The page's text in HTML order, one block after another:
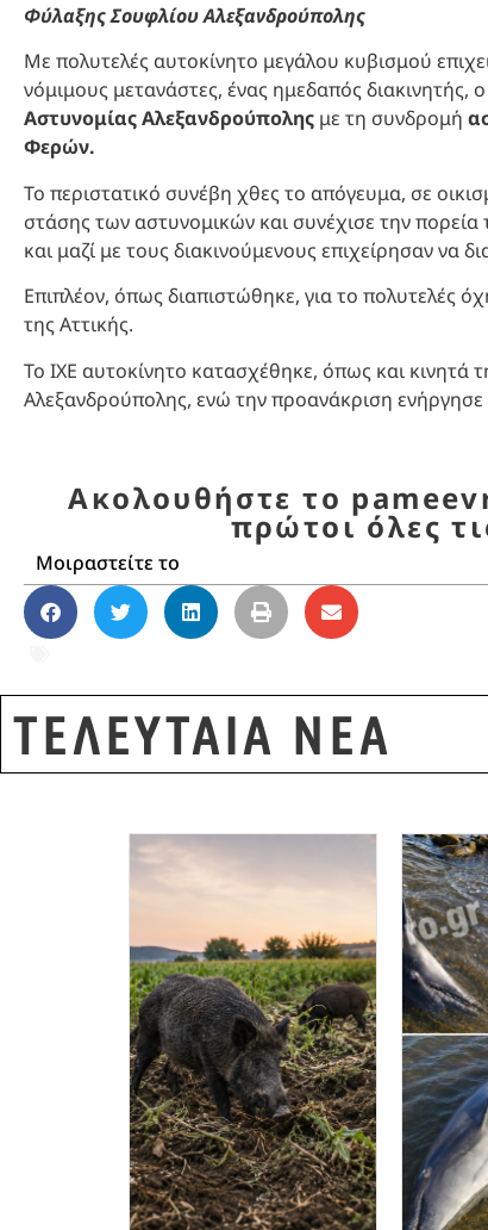
Φύλαξης Σουφλίου Αλεξανδρούπολης
Με πολυτελές αυτοκίνητο μεγάλου κυβισμού
νόμιμους μετανάστες, ένας ημεδαπός
Αστυνομίας Αλεξανδρούπολης με τη συνδρομή
Φερών.
Το περιστατικό συνέβη χθες το απόγευμα, σε
στάσης των αστυνομικών και συνέχισε την
και μαζί με τους διακινούμενους επιχείρησαν να
Επιπλέον, όπως διαπιστώθηκε, για το πολυτελές
της Αττικής.
Το ΙΧΕ αυτοκίνητο κατασχέθηκε, όπως και
Αλεξανδρούπολης, ενώ την προανάκριση
Ακολουθήστε το
πρώτοι όλες
Μοιραστείτε το
ΤΕΛΕΥΤΑΙΑ ΝΕΑ